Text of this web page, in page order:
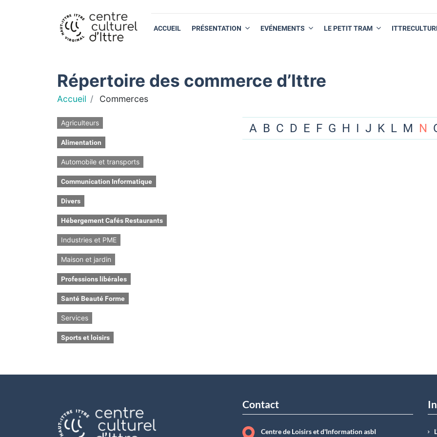
ACCUEIL PRÉSENTATION EVÉNEMENTS LE PETIT TRAM
Répertoire des commerce d’Ittre
Accueil Commerces
Agriculteurs
Alimentation
Automobile et transports
Communication Informatique
Divers
Hébergement Cafés Restaurants
Industries et PME
Maison et jardin
Professions libérales
Santé Beauté Forme
Services
Sports et loisirs
A B C D E F G H I J K L M N
Contact
Centre de Loisirs et d'Information asbI